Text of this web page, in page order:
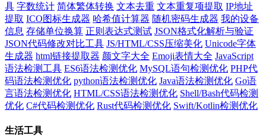
具 字数统计 简体繁体转换 文本去重 文本重复项提取 IP地址
提取 ICO图标生成器 哈希值计算器 随机密码生成器 我的设备
信息 存储单位换算 正则表达式测试 JSON格式化解析与验证
JSON代码修改对比工具 JS/HTML/CSS压缩美化 Unicode字体
生成器 html链接提取器 颜文字大全 Emoji表情大全 JavaScript
语法检测工具 ES6语法检测优化 MySQL语句检测优化 PHP代
码语法检测优化 python语法检测优化 Java语法检测优化 Go语
言语法检测优化 HTML/CSS语法检测优化 Shell/Bash代码检测
优化 C#代码检测优化 Rust代码检测优化 Swift/Kotlin检测优化
生活工具